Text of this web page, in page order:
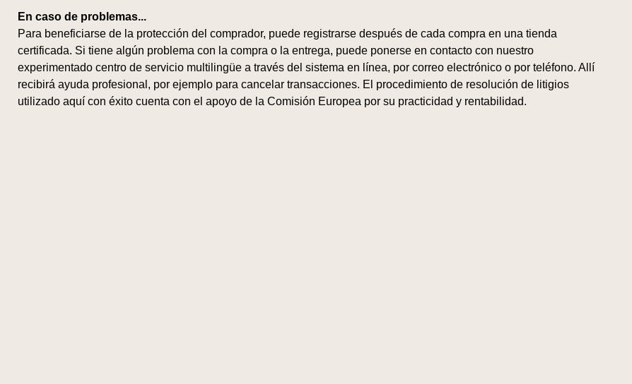
En caso de problemas...
Para beneficiarse de la protección del comprador, puede registrarse después de cada compra en una tienda
certificada. Si tiene algún problema con la compra o la entrega, puede ponerse en contacto con nuestro
experimentado centro de servicio multilingüe a través del sistema en línea, por correo electrónico o por teléfono. Allí
recibirá ayuda profesional, por ejemplo para cancelar transacciones. El procedimiento de resolución de litigios
utilizado aquí con éxito cuenta con el apoyo de la Comisión Europea por su practicidad y rentabilidad.